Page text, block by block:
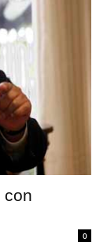
con
0